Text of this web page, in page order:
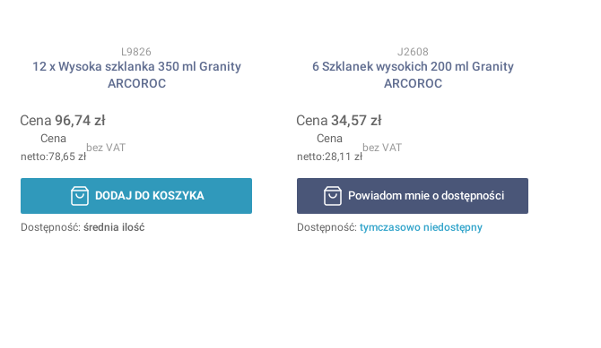
Kod produktu
L9826
12 x Wysoka szklanka 350 ml Granity
ARCOROC
Cena 96,74 zł
Cena
78,65 zł
bez VAT
DODAJ DO KOSZYKA
Dostępność: średnia ilość
Kod produktu
J2608
6 Szklanek wysokich 200 ml Granity
ARCOROC
Cena 34,57 zł
Cena
28,11 zł
bez VAT
Powiadom mnie o dostępności
Dostępność: tymczasowo niedostępny